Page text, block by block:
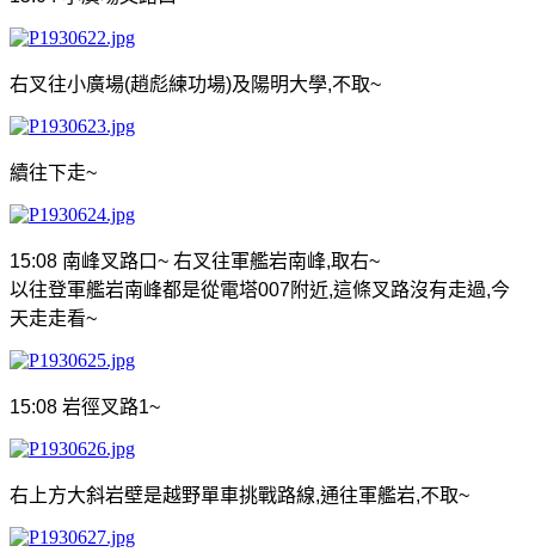
右叉往小廣場(趙彪練功場)及陽明大學,不取~
續往下走~
15:08 南峰叉路口~ 右叉往軍艦岩南峰,取右~
以往登軍艦岩南峰都是從電塔007附近,這條叉路沒有走過,今
天走走看~
15:08 岩徑叉路1~
右上方大斜岩壁是越野單車挑戰路線,通往軍艦岩,不取~